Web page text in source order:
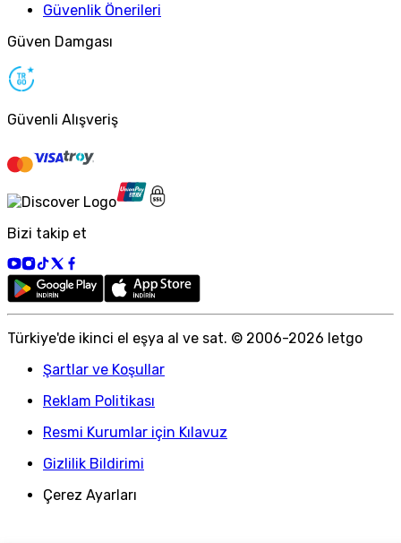
Güvenlik Önerileri
Güven Damgası
Güvenli Alışveriş
Bizi takip et
Türkiye'de ikinci el eşya al ve sat. © 2006-2026 letgo
Şartlar ve Koşullar
Reklam Politikası
Resmi Kurumlar için Kılavuz
Gizlilik Bildirimi
Çerez Ayarları